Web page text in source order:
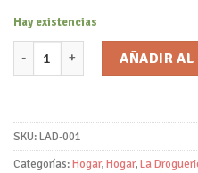
Hay existencias
Bicarbonato de Sódio/LaAÑADIR AL
SKU:LAD-001
Categorías:Hogar,Hogar,La